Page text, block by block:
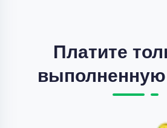
Платите